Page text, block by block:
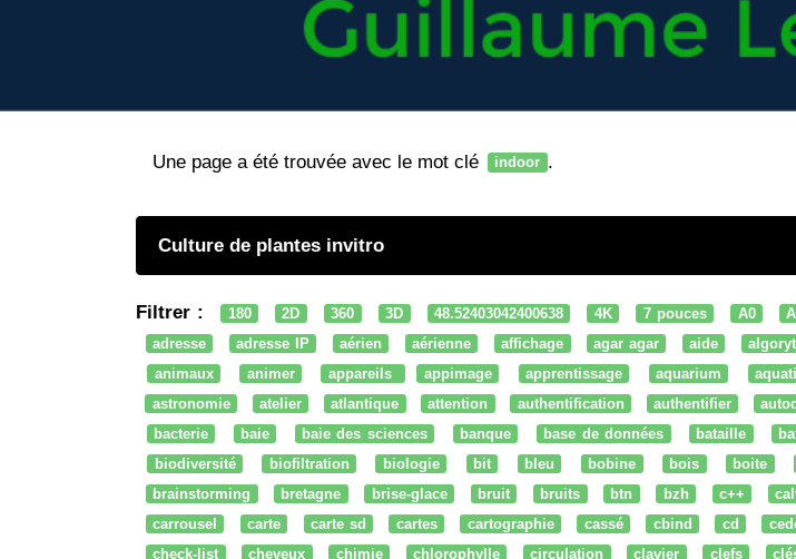
Une page a été trouvée avec le mot clé indoor .
Culture de plantes invitro
Filtrer : 180 2D 360 3D 48.52403042400638 4K 7 pouces A0
adresse
adresse IP aérien aérienne affichage agar agar aide
animaux
animer appareils appimage apprentissage aquarium
astronomie
atelier atlantique attention authentification authentifier
bacterie
baie baie des sciences banque base de données bataille
biodiversité
biofiltration biologie bit bleu bobine bois boite
brainstorming
bretagne brise-glace bruit bruits btn bzh c++
carrousel
carte carte sd cartes cartographie cassé cbind cd
check-list
cheveux chimie chlorophylle circulation clavier clefs